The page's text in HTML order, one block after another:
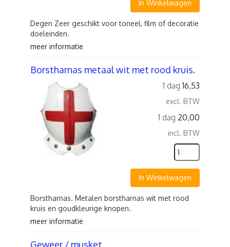
In Winkelwagen
Degen Zeer geschikt voor toneel, film of decoratie
doeleinden.
meer informatie
Borstharnas metaal wit met rood kruis.
1 dag 16,53
excl. BTW
1 dag 20,00
incl. BTW
In Winkelwagen
Borstharnas. Metalen borstharnas wit met rood
kruis en goudkleurige knopen.
meer informatie
Geweer / musket